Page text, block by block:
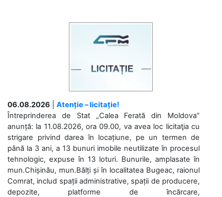
06.08.2026
Atenție – licitație!
Întreprinderea de Stat „Calea Ferată din Moldova”
anunță: la 11.08.2026, ora 09.00, va avea loc licitaţia cu
strigare privind darea în locațiune, pe un termen de
până la 3 ani, a 13 bunuri imobile neutilizate în procesul
tehnologic, expuse în 13 loturi. Bunurile, amplasate în
mun.Chișinău, mun.Bălți și în localitatea Bugeac, raionul
Comrat, includ spații administrative, spații de producere,
depozite, platforme de încărcare,